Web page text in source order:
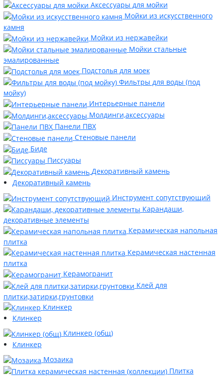
Аксессуары для мойки
Мойки из искусственного
камня
Мойки из нержавейки
Мойки стальные
эмалированные
Подстолья для моек
Фильтры для воды (под
мойку)
Интерьерные панели
Молдинги,аксессуары
Панели ПВХ
Стеновые панели
Биде
Писсуары
Декоративный камень
Декоративный камень
Инструмент сопутствующий
Карандаши,
декоративные элементы
Керамическая напольная
плитка
Керамическая настенная
плитка
Керамогранит
Клей для
плитки,затирки,грунтовки
Клинкер
Клинкер
Клинкер (общ)
Клинкер
Мозаика
Плитка